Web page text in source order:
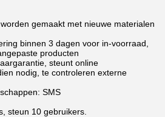
gemaakt met nieuwe materialen
binnen 3 dagen voor in-voorraad,
producten
steunt online
nodig, te controleren externe
SMS
steun 10 gebruikers.